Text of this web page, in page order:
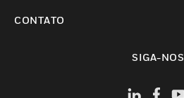
CONTATO
SIGA-NOS